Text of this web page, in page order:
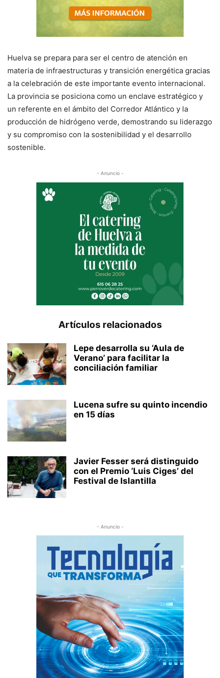
Huelva se prepara para ser el centro de atención en
materia de infraestructuras y transición energética gracias
a la celebración de este importante evento internacional.
La provincia se posiciona como un enclave estratégico y
un referente en el ámbito del Corredor Atlántico y la
producción de hidrógeno verde, demostrando su liderazgo
y su compromiso con la sostenibilidad y el desarrollo
sostenible.
- Anuncio -
Artículos relacionados
Lepe desarrolla su ‘Aula de
Verano’ para facilitar la
conciliación familiar
Lucena sufre su quinto incendio
en 15 días
Javier Fesser será distinguido
con el Premio ‘Luis Ciges’ del
Festival de Islantilla
- Anuncio -